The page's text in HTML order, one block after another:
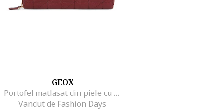
GEOX
Portofel matlasat din piele cu fermoar, Visiniu
Vandut de Fashion Days